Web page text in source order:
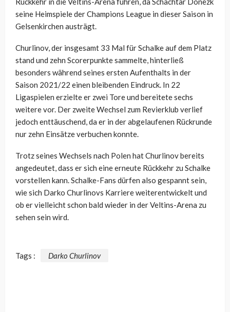
seine Heimspiele der Champions League in dieser Saison in
Gelsenkirchen austrägt.
Churlinov, der insgesamt 33 Mal für Schalke auf dem Platz
stand und zehn Scorerpunkte sammelte, hinterließ
besonders während seines ersten Aufenthalts in der
Saison 2021/22 einen bleibenden Eindruck. In 22
Ligaspielen erzielte er zwei Tore und bereitete sechs
weitere vor. Der zweite Wechsel zum Revierklub verlief
jedoch enttäuschend, da er in der abgelaufenen Rückrunde
nur zehn Einsätze verbuchen konnte.
Trotz seines Wechsels nach Polen hat Churlinov bereits
angedeutet, dass er sich eine erneute Rückkehr zu Schalke
vorstellen kann. Schalke-Fans dürfen also gespannt sein,
wie sich Darko Churlinovs Karriere weiterentwickelt und
ob er vielleicht schon bald wieder in der Veltins-Arena zu
sehen sein wird.
Tags : Darko Churlinov